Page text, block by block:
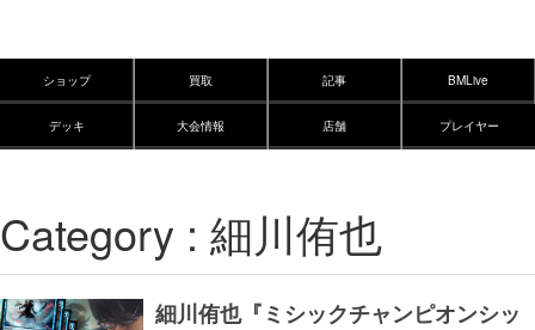
ショップ 買取 記事 BMLive
デッキ 大会情報 店舗 プレイヤー
Category : 細川侑也
細川侑也『ミシックチャンピオンシッ